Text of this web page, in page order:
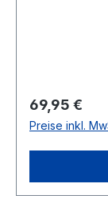
Regulärer
69,95 €
Preise inkl.